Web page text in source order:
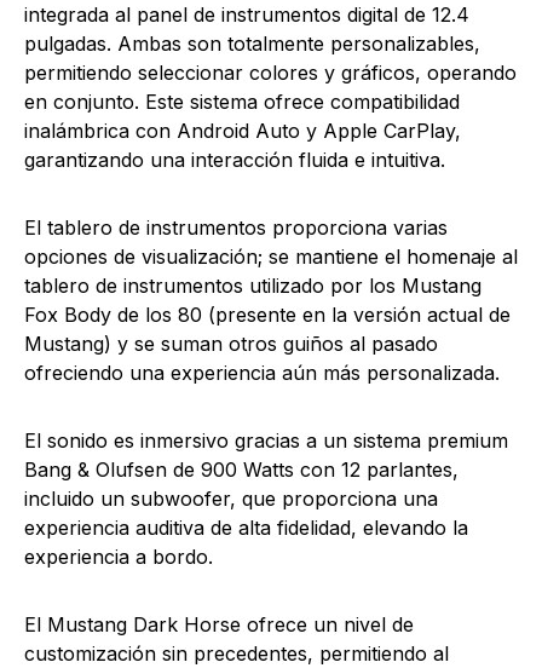
integrada al panel de instrumentos digital de 12.4
pulgadas. Ambas son totalmente personalizables,
permitiendo seleccionar colores y gráficos, operando
en conjunto. Este sistema ofrece compatibilidad
inalámbrica con Android Auto y Apple CarPlay,
garantizando una interacción fluida e intuitiva.
El tablero de instrumentos proporciona varias
opciones de visualización; se mantiene el homenaje al
tablero de instrumentos utilizado por los Mustang
Fox Body de los 80 (presente en la versión actual de
Mustang) y se suman otros guiños al pasado
ofreciendo una experiencia aún más personalizada.
El sonido es inmersivo gracias a un sistema premium
Bang & Olufsen de 900 Watts con 12 parlantes,
incluido un subwoofer, que proporciona una
experiencia auditiva de alta fidelidad, elevando la
experiencia a bordo.
El Mustang Dark Horse ofrece un nivel de
customización sin precedentes, permitiendo al